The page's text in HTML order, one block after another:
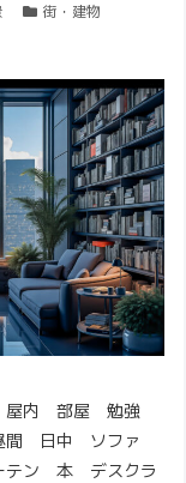
街・建物
内 部屋 勉強
日中 ソファ
ン 本 デスクラ